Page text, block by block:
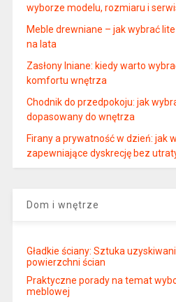
wyborze modelu, rozmiaru i
Meble drewniane – jak wybrać
na lata
Zasłony lniane: kiedy warto
komfortu wnętrza
Chodnik do przedpokoju: jak
dopasowany do wnętrza
Firany a prywatność w dzień: jak
zapewniające dyskrecję bez
Dom i wnętrze
Gładkie ściany: Sztuka
powierzchni ścian
Praktyczne porady na temat
meblowej